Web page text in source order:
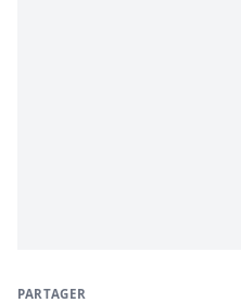
PARTAGER